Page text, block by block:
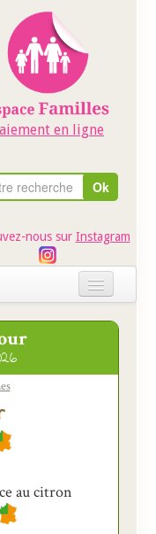
en ligne
nous sur Instagram
au citron